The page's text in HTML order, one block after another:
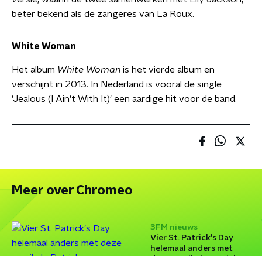
beter bekend als de zangeres van La Roux.
White Woman
Het album White Woman is het vierde album en
verschijnt in 2013. In Nederland is vooral de single
'Jealous (I Ain't With It)' een aardige hit voor de band.
Meer over Chromeo
3FM nieuws
Vier St. Patrick's Day
helemaal anders met